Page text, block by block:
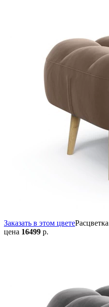
Заказать в этом цветеРасцветка
цена 16499 р.